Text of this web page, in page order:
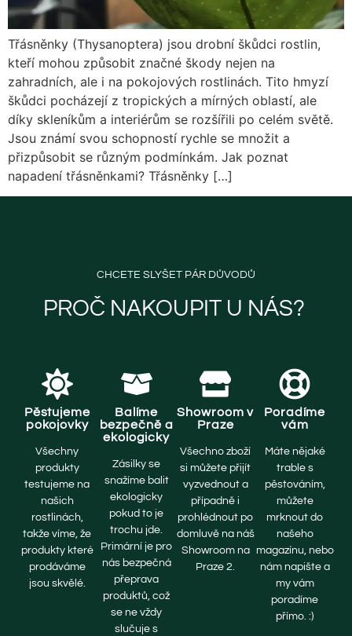
Třásněnky (Thysanoptera) jsou drobní škůdci rostlin,
kteří mohou způsobit značné škody nejen na
zahradních, ale i na pokojových rostlinách. Tito hmyzí
škůdci pocházejí z tropických a mírných oblastí, ale
díky skleníkům a interiérům se rozšířili po celém světě.
Jsou známí svou schopností rychle se množit a
přizpůsobit se různým podmínkám. Jak poznat
napadení třásněnkami? Třásněnky […]
CHCETE SLYŠET PÁR DŮVODŮ
PROČ NAKOUPIT U NÁS? ​
Pěstujeme
pokojovky
Všechny
produkty
testujeme na
našich
rostlinách,
takže víme, že
produkty které
prodáváme
jsou skvělé.
Balíme
bezpečně a
ekologicky
Zásilky se
snažíme balit
ekologicky
pokud to je
trochu jde.
Primární je pro
nás bezpečná
přeprava
produktů, což
se ne vždy
slučuje s
Showroom v
Praze
Všechno zboží
si můžete přijít
vyzvednout a
případně i
prohlédnout po
domluvě na náš
Showroom na
Praze 2.
Poradíme
vám
Máte nějaké
trable s
pěstováním,
můžete
mrknout do
našeho
magazínu, nebo
nám napište a
my vám
poradíme
přímo. :)